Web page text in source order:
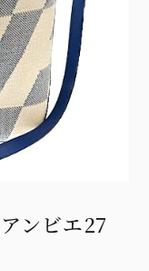
ンビエ27